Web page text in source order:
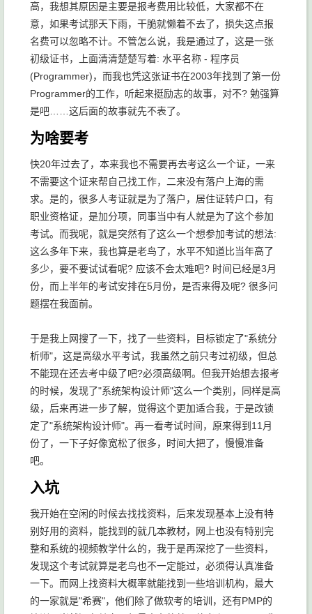
高，我想其原因是主要是报考费用比较低，大家都不在
意，如果考试那天下雨，干脆就懒着不去了，损失这点报
名费可以忽略不计。不管怎么说，我是通过了，这是一张
初级证书，上面清清楚楚写着: 水平名称 - 程序员
(Programmer)，而我也凭这张证书在2003年找到了第一份
Programmer的工作，听起来挺励志的故事，对不? 勉强算
是吧……这后面的故事就先不表了。
为啥要考
快20年过去了，本来我也不需要再去考这么一个证，一来
不需要这个证来帮自己找工作，二来没有落户上海的需
求。是的，很多人考证就是为了落户，居住证转户口，有
职业资格证，是加分项，同事当中有人就是为了这个参加
考试。而我呢，就是突然有了这么一个想参加考试的想法:
这么多年下来，我也算是老鸟了，水平不知道比当年高了
多少，要不要试试看呢? 应该不会太难吧? 时间已经是3月
份，而上半年的考试安排在5月份，是否来得及呢? 很多问
题摆在我面前。
于是我上网搜了一下，找了一些资料，目标锁定了"系统分
析师"，这是高级水平考试，我虽然之前只考过初级，但总
不能现在还去考中级了吧?必须高级啊。但我开始想去报考
的时候，发现了"系统架构设计师"这么一个类别，同样是高
级，后来再进一步了解，觉得这个更加适合我，于是改锁
定了"系统架构设计师"。再一看考试时间，原来得到11月
份了，一下子好像宽松了很多，时间大把了，慢慢准备
吧。
入坑
我开始在空闲的时候去找找资料，后来发现基本上没有特
别好用的资料，能找到的就几本教材，网上也没有特别完
整和系统的视频教学什么的，我于是再深挖了一些资料，
发现这个考试就算是老鸟也不一定能过，必须得认真准备
一下。而网上找资料大概率就能找到一些培训机构，最大
的一家就是"希赛"，他们除了做软考的培训，还有PMP的